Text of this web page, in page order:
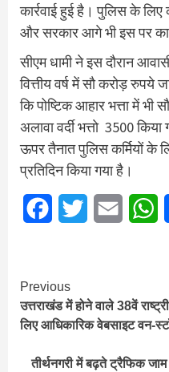
कार्रवाई हुई है। पुलिस के लिए
और सरकार आगे भी इस पर
सीएम धामी ने इस दौरान
वित्तीय वर्ष में सौ करोड़ रुपये
कि पोष्टिक आहार भत्ता में भी
अलावा वर्दी भत्ताे 3500
ऊपर तैनात पुलिस कर्मियों के
प्रतिदिन किया गया है।
FacebookTwitter Email
Continue
Reading
Previous
उत्तराखंड में होने वाले 38वें
लिए आधिकारिक वेबसाइट वन-
तीर्थनगरी में बढ़ते ट्रैफिक